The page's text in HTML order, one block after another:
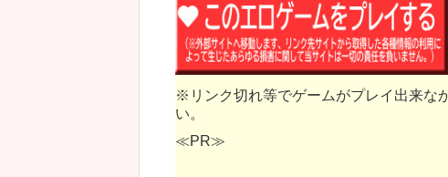
※リンク切れ等でゲームがプレイ出来な
い。
≪PR≫